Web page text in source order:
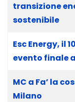
transizione
sostenibile
Esc Energy, il
evento finale
MC a Fa’ la
Milano